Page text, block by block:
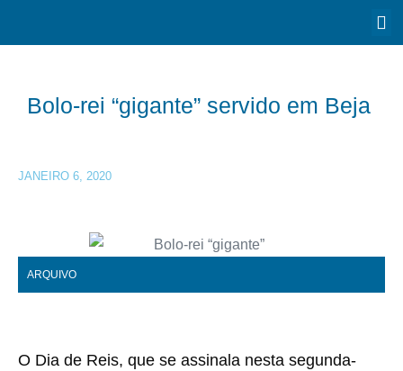
Bolo-rei “gigante” servido em Beja
JANEIRO 6, 2020
ARQUIVO
O Dia de Reis, que se assinala nesta segunda-